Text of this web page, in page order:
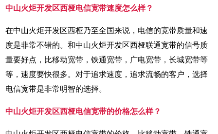
中山火炬开发区西桠电信宽带速度怎么样？
在中山火炬开发区西桠乃至全国来说，电信的宽带质量和速
度是非常不错的。和中山火炬开发区西桠联通宽带的信号质
量要好点，比移动宽带，铁通宽带，广电宽带，长城宽带等
等，速度要快很多。对于追求速度，追求流畅的客户，选择
电信宽带是非常明智的选择。
中山火炬开发区西桠电信宽带的价格怎么样？